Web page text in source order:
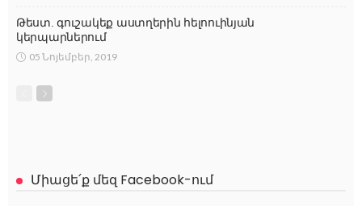
Թեստ. գուշակեք աստղերին հելոուինյան
կերպարներում
05 Նոյեմբեր, 2019
Միացե՛ք մեզ Facebook-ում